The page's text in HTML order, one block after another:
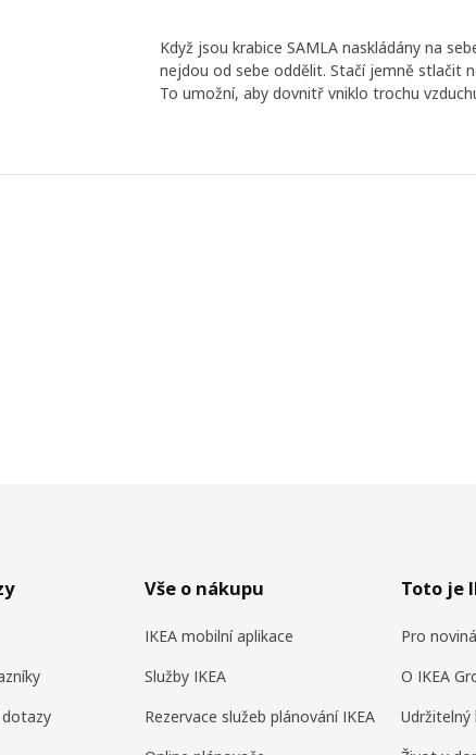
Když jsou krabice SAMLA naskládány na
nejdou od sebe oddělit. Stačí jemně stlačit
To umožní, aby dovnitř vniklo trochu
Vše o nákupu
IKEA mobilní aplikace
Služby IKEA
Rezervace služeb plánování IKEA
Toto je
Pro
O IKEA